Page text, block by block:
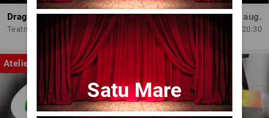
Dragoste pe-un fir de ață
Teatrul Amzei
Joi, 13 aug.
20:30
Atelier
Satu Mare